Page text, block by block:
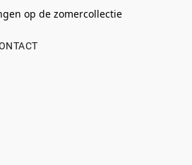
op de zomercollectie